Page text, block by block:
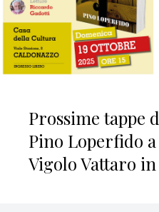
Prossime tappe
Pino Loperfido
Vigolo Vattaro